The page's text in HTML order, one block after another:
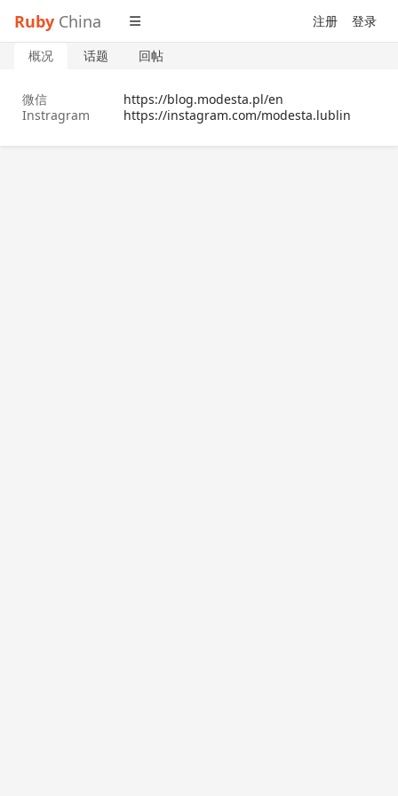
Ruby China 注册 登录
概况 话题 回帖
微信
https://blog.modesta.pl/en
Instragram
https://instagram.com/modesta.lublin